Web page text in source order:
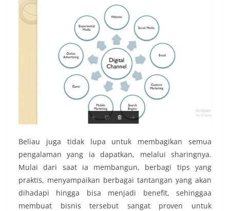
Beliau juga tidak lupa untuk membagikan semua
pengalaman yang ia dapatkan, melalui sharingnya.
Mulai dari saat ia membangun, berbagi tips yang
praktis, menyampaikan berbagai tantangan yang akan
dihadapi hingga bisa menjadi benefit, sehinggaa
membuat bisnis tersebut sangat proven untuk